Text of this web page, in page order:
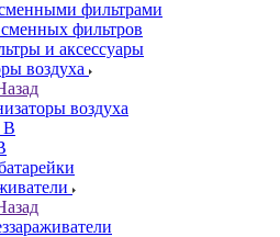
фильтрами
сменных фильтров
и аксессуары
воздуха
воздуха
В